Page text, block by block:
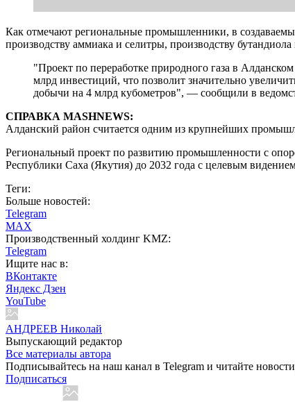
Как отмечают региональные промышленники, в
производству аммиака и селитры, производству бутандиола
"Проект по переработке природного газа в
млрд инвестиций, что позволит значительно
добычи на 4 млрд кубометров", — сообщили в
СПРАВКА MASHNEWS:
Алданский район считается одним из крупнейших
Региональный проект по развитию промышленности с
Республики Саха (Якутия) до 2032 года с целевым
Теги:
Больше новостей:
Telegram
MAX
Производственный холдинг KMZ:
Telegram
Ищите нас в:
ВКонтакте
Яндекс Дзен
YouTube
АНДРЕЕВ Николай
Выпускающий редактор
Все материалы автора
Подписывайтесь на наш канал в Telegram и читайте
Подписаться